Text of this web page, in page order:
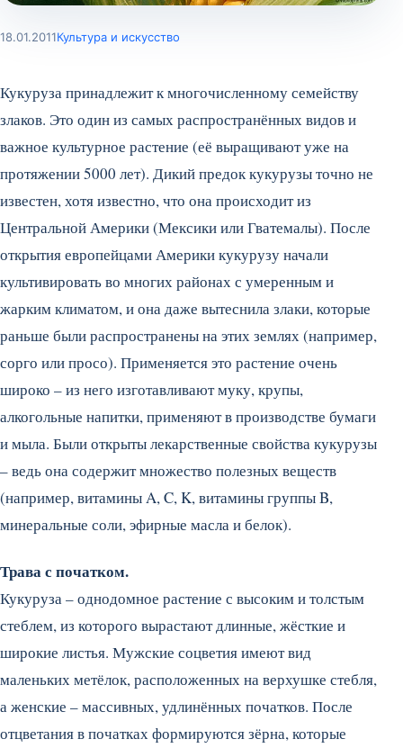
18.01.2011Культура и искусство
Кукуруза принадлежит к многочисленному семейству
злаков. Это один из самых распространённых видов и
важное культурное растение (её выращивают уже на
протяжении 5000 лет). Дикий предок кукурузы точно не
известен, хотя известно, что она происходит из
Центральной Америки (Мексики или Гватемалы). После
открытия европейцами Америки кукурузу начали
культивировать во многих районах с умеренным и
жарким климатом, и она даже вытеснила злаки, которые
раньше были распространены на этих землях (например,
сорго или просо). Применяется это растение очень
широко – из него изготавливают муку, крупы,
алкогольные напитки, применяют в производстве бумаги
и мыла. Были открыты лекарственные свойства кукурузы
– ведь она содержит множество полезных веществ
(например, витамины A, C, K, витамины группы B,
минеральные соли, эфирные масла и белок).
Трава с початком.
Кукуруза – однодомное растение с высоким и толстым
стеблем, из которого вырастают длинные, жёсткие и
широкие листья. Мужские соцветия имеют вид
маленьких метёлок, расположенных на верхушке стебля,
а женские – массивных, удлинённых початков. После
отцветания в початках формируются зёрна, которые